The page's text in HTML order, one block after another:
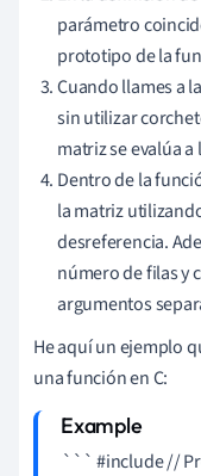
parámetro
prototipo de la
Cuando llames a
sin utilizar
matriz se evalúa
Dentro de la
la matriz
desreferencia.
número de filas y
argumentos
He aquí un ejemplo
una función en C:
``` #include//